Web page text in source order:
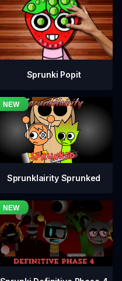
Sprunki Popit
Sprunklairity Sprunked